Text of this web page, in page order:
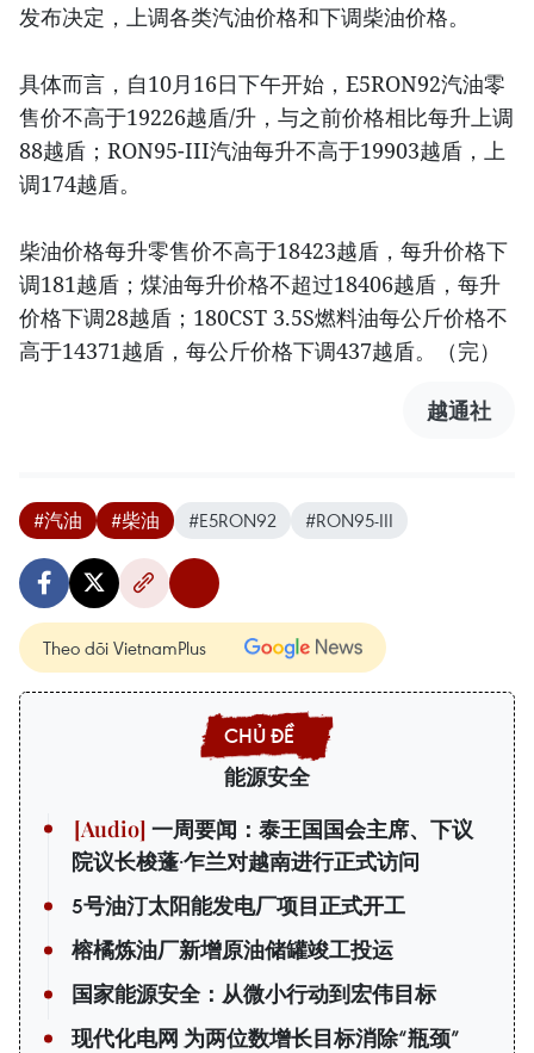
发布决定，上调各类汽油价格和下调柴油价格。
具体而言，自10月16日下午开始，E5RON92汽油零
售价不高于19226越盾/升，与之前价格相比每升上调
88越盾；RON95-III汽油每升不高于19903越盾，上
调174越盾。
柴油价格每升零售价不高于18423越盾，每升价格下
调181越盾；煤油每升价格不超过18406越盾，每升
价格下调28越盾；180CST 3.5S燃料油每公斤价格不
高于14371越盾，每公斤价格下调437越盾。（完）
越通社
#汽油 #柴油 #E5RON92 #RON95-III
Theo dõi VietnamPlus
能源安全
一周要闻：泰王国国会主席、下议
院议长梭蓬·乍兰对越南进行正式访问
5号油汀太阳能发电厂项目正式开工
榕橘炼油厂新增原油储罐竣工投运
国家能源安全：从微小行动到宏伟目标
现代化电网 为两位数增长目标消除“瓶颈”